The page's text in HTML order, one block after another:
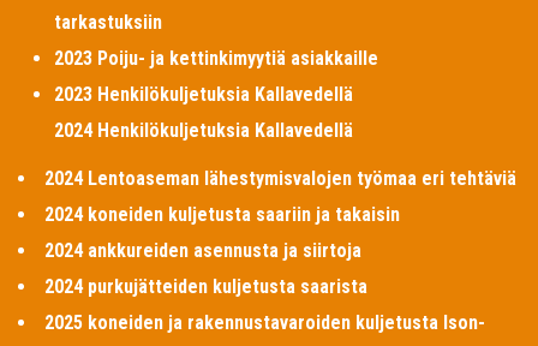
tarkastuksiin
2023 Poiju- ja kettinkimyytiä asiakkaille
2023 Henkilökuljetuksia Kallavedellä
2024 Henkilökuljetuksia Kallavedellä
2024 Lentoaseman lähestymisvalojen työmaa eri tehtäviä
2024 koneiden kuljetusta saariin ja takaisin
2024 ankkureiden asennusta ja siirtoja
2024 purkujätteiden kuljetusta saarista
2025 koneiden ja rakennustavaroiden kuljetusta Ison-